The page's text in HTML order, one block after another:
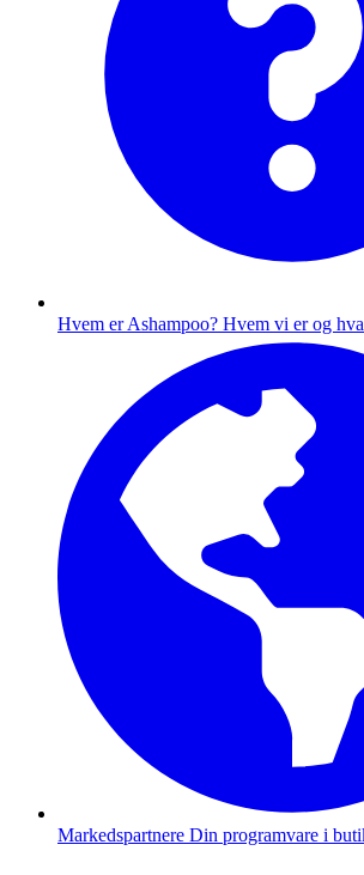
Hvem er Ashampoo? Hvem vi er og
Markedspartnere Din programvare i